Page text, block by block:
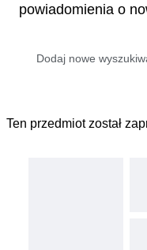
powiadomienia o
Ten przedmiot został